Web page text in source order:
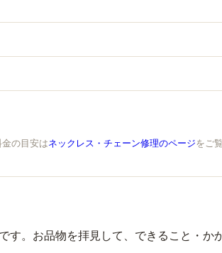
の目安はネックレス・チェーン修理のページをご
す。お品物を拝見して、できること・か